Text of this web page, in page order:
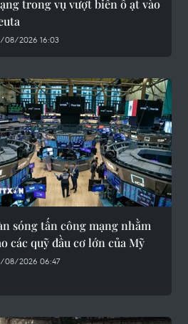
trong vụ vượt biển ồ ạt vào
08/2026 16:03
sóng tấn công mạng nhằm
các quỹ đầu cơ lớn của Mỹ
08/2026 06:47